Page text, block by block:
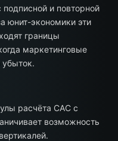
и повторной
юнит-экономики эти
границы
маркетинговые
убыток.
расчёта CAC с
возможность